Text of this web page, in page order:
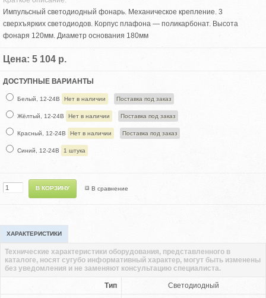
Импульсный светодиодный фонарь. Механическое крепление. 3
сверхъярких светодиодов. Корпус плафона — поликарбонат. Высота
фонаря 120мм. Диаметр основания 180мм
Цена: 5 104 р.
ДОСТУПНЫЕ ВАРИАНТЫ
Белый, 12-24В Нет в наличии Поставка под заказ
Жёлтый, 12-24В Нет в наличии Поставка под заказ
Красный, 12-24В Нет в наличии Поставка под заказ
Синий, 12-24В 1 штука
В сравнение
ХАРАКТЕРИСТИКИ
Тип Светодиодный
Технические характеристики оборудования, представленного в
каталоге, носят сугубо информативный характер, могут быть изменены
без уведомления и не заменяют консультацию специалиста.